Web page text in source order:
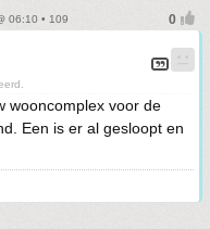
06:10 • 109
wooncomplex voor de
Een is er al gesloopt en